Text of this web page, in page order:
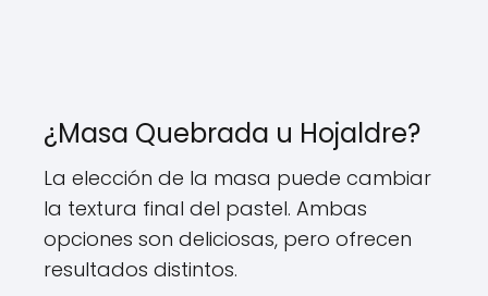
¿Masa Quebrada u Hojaldre?
La elección de la masa puede cambiar
la textura final del pastel. Ambas
opciones son deliciosas, pero ofrecen
resultados distintos.